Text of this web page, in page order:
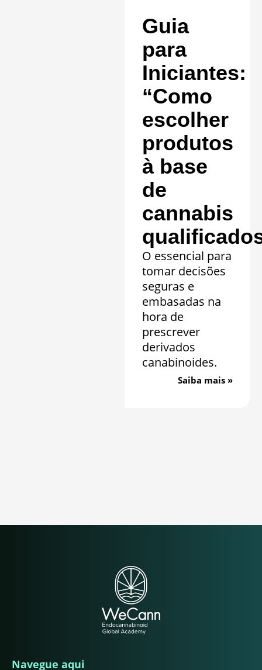
comprovada em
20 quadros
clínicos.
Saiba mais »
Guia
para
Iniciantes:
“Como
escolher
produtos
à base
de
cannabis
O essencial para
tomar decisões
seguras e
embasadas na
hora de
prescrever
derivados
canabinoides.
Saiba mais »
Navegue aqui